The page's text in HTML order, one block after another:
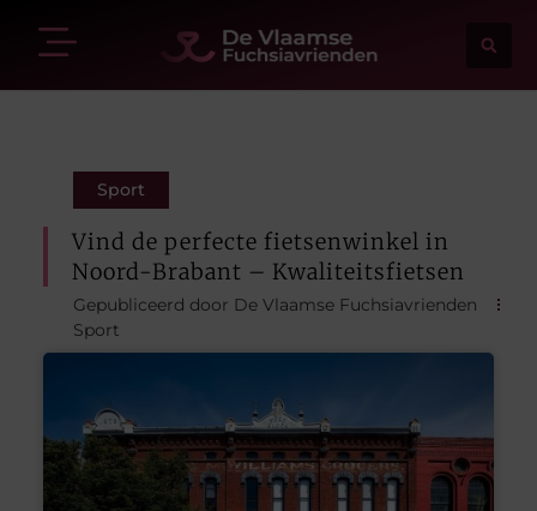
Sport
Vind de perfecte fietsenwinkel in
Noord-Brabant – Kwaliteitsfietsen
Gepubliceerd door De Vlaamse Fuchsiavrienden
Sport